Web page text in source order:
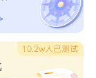
签第50签
签第52签